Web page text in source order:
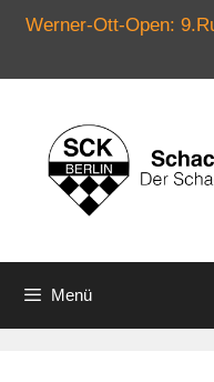
Werner-Ott-Open:
springen
Menü